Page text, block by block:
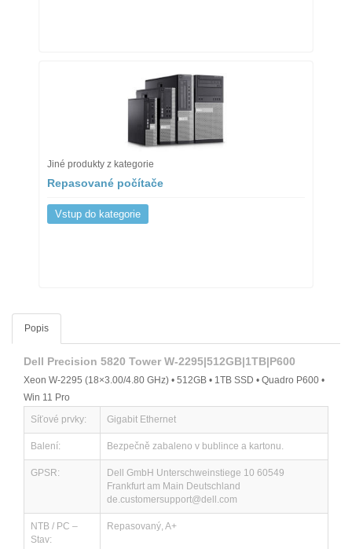
Jiné produkty z kategorie
Repasované počítače
Vstup do kategorie
Popis
Dell Precision 5820 Tower W-2295|512GB|1TB|P600
Xeon W-2295 (18×3.00/4.80 GHz) • 512GB • 1TB SSD • Quadro P600 •
Win 11 Pro
Síťové prvky:
Gigabit Ethernet
Balení: Bezpečně zabaleno v bublince a kartonu.
GPSR:
Dell GmbH Unterschweinstiege 10 60549
Frankfurt am Main Deutschland
de.customersupport@dell.com
NTB / PC –
Stav:
Repasovaný, A+